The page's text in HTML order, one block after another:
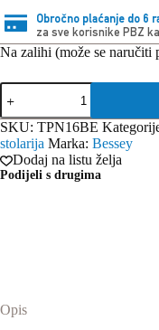
Obročno plaćanje do 6
za sve korisnike PBZ
Na zalihi (može se naručiti
Bessey
vijčana
stega
od
lijevanog
željeza
TPN-
SKU: TPN16BE
stolarija Marka: Bessey
Dodaj na listu želja
Podijeli s drugima
Opis